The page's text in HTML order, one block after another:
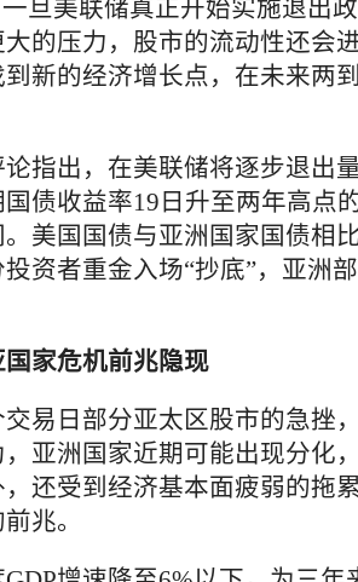
旦美联储真正开始实施退出
的压力，股市的流动性还会
新的经济增长点，在未来两
出，在美联储将逐步退出
债收益率19日升至两年高点
美国国债与亚洲国家国债相
资者重金入场“抄底”，亚洲
家危机前兆隐现
日部分亚太区股市的急挫
亚洲国家近期可能出现分化
，还受到经济基本面疲弱的拖
兆。